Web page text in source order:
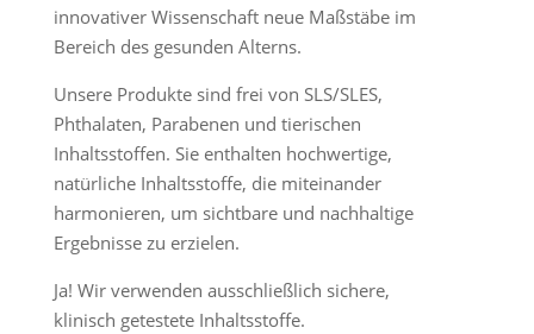
innovativer Wissenschaft neue Maßstäbe im
Bereich des gesunden Alterns.
Unsere Produkte sind frei von SLS/SLES,
Phthalaten, Parabenen und tierischen
Inhaltsstoffen. Sie enthalten hochwertige,
natürliche Inhaltsstoffe, die miteinander
harmonieren, um sichtbare und nachhaltige
Ergebnisse zu erzielen.
Ja! Wir verwenden ausschließlich sichere,
klinisch getestete Inhaltsstoffe.